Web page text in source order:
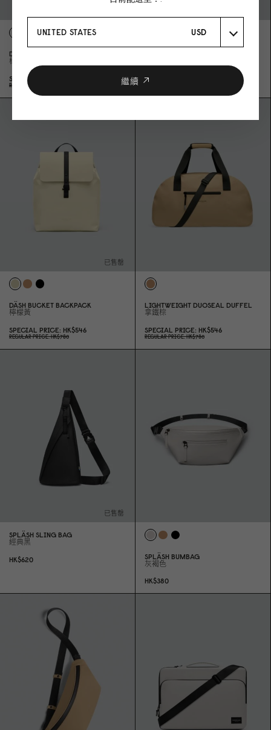
DÄSH DAILY BACKPACK - 14"
橄欖綠
SPECIAL PRICE
REGULAR PRICE
經典黑
SPECIAL PRICE
已售罄
DÄSH BUCKET BACKPACK
檸檬黃
SPECIAL PRICE HK$546
REGULAR PRICE HK$780
LIGHTWEIGHT DUOSEAL DUFFEL
拿鐵棕
SPECIAL PRICE HK$546
REGULAR PRICE HK$780
已售罄
SPLÄSH SLING BAG
經典黑
HK$620
SPLÄSH BUMBAG
灰褐色
HK$380
UNITED STATES USD
繼續